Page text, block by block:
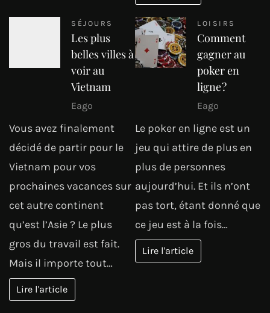
SÉJOURS
Les plus
belles villes à
voir au
Vietnam
Eago
Vous avez finalement
décidé de partir pour le
Vietnam pour vos
prochaines vacances sur
cet autre continent
qu’est l’Asie ? Le plus
gros du travail est fait.
Mais il importe tout…
Lire l'article
LOISIRS
Comment
gagner au
poker en
ligne ?
Eago
Le poker en ligne est un
jeu qui attire de plus en
plus de personnes
aujourd’hui. Et ils n’ont
pas tort, étant donné que
ce jeu est à la fois…
Lire l'article